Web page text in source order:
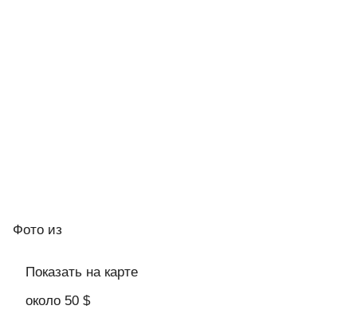
Фото из
Показать на карте
около 50 $